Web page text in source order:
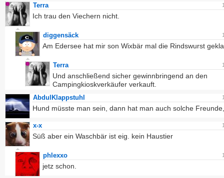
Terra
Ich trau den Viechern nicht.
diggensäck
Am Edersee hat mir son Wixbär mal die Rindswurst
Terra
Und anschließend sicher gewinnbringend an den
Campingkioskverkäufer verkauft.
AbdulKlappstuhl
Hund müsste man sein, dann hat man auch solche
x-x
Süß aber ein Waschbär ist eig. kein Haustier
phlexxo
jetz schon.